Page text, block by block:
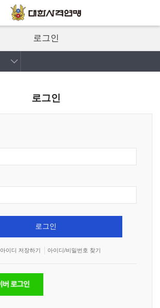
로그인
로그인
로그인
아이디 저장하기 아이디/비밀번호 찾기